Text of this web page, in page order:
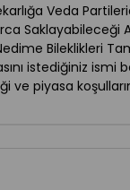
Veda
Saklayabileceği
Bileklikleri
istediğiniz ismi
ve piyasa